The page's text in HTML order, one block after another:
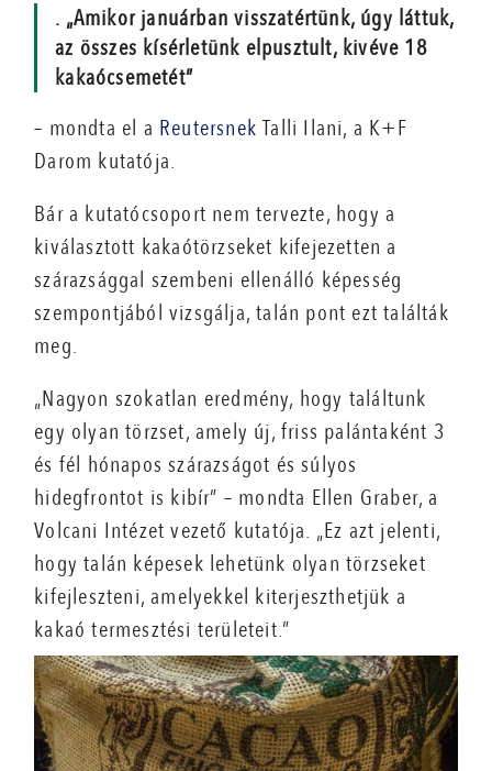
. „Amikor januárban visszatértünk, úgy láttuk,
az összes kísérletünk elpusztult, kivéve 18
kakaócsemetét”
– mondta el a Reutersnek Talli Ilani, a K+F
Darom kutatója.
Bár a kutatócsoport nem tervezte, hogy a
kiválasztott kakaótörzseket kifejezetten a
szárazsággal szembeni ellenálló képesség
szempontjából vizsgálja, talán pont ezt találták
meg.
„Nagyon szokatlan eredmény, hogy találtunk
egy olyan törzset, amely új, friss palántaként 3
és fél hónapos szárazságot és súlyos
hidegfrontot is kibír” – mondta Ellen Graber, a
Volcani Intézet vezető kutatója. „Ez azt jelenti,
hogy talán képesek lehetünk olyan törzseket
kifejleszteni, amelyekkel kiterjeszthetjük a
kakaó termesztési területeit.”